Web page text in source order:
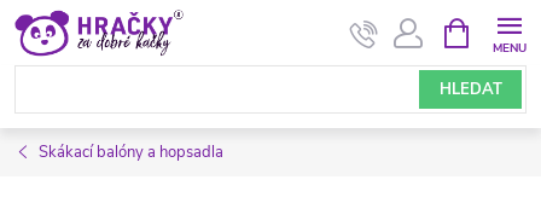
Přejít
obsah
HLEDAT
NÁKUPNÍ
KOŠÍK
Skákací balóny a hopsadla